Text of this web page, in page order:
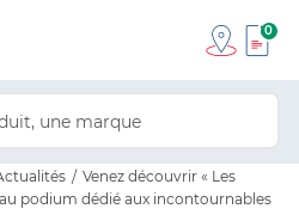
0
Venez découvrir « Les
podium dédié aux incontournables